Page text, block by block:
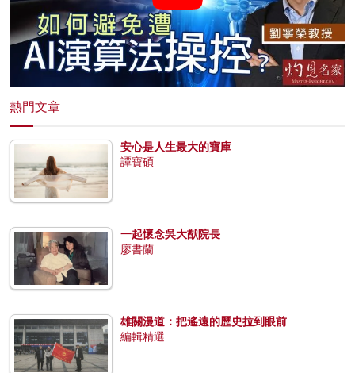
熱門文章
安心是人生最大的寶庫
譚寶碩
一起懷念吳大猷院長
廖書蘭
雄關漫道：把遙遠的歷史拉到眼前
編輯精選